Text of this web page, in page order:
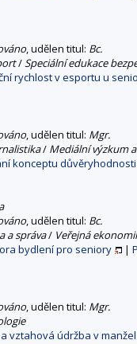
, udělen titul: Bc.
/Speciální edukace
rychlost v esportu u
, udělen titul: Mgr.
/ Mediální výzkum
konceptu
, udělen titul: Bc.
a správa/ Veřejná
bydlení pro seniory |
, udělen titul: Mgr.
vztahová údržba v